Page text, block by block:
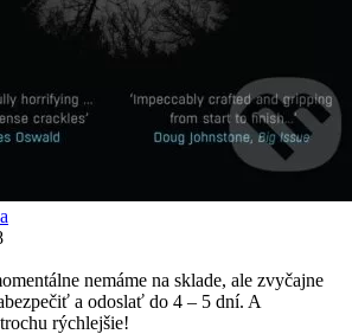
nemáme na sklade, ale zvyčajne
a odoslať do 4 – 5 dní. A
rýchlejšie!